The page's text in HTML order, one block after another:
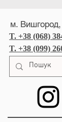
м.
T. +38 (068)
T. +38 (099)